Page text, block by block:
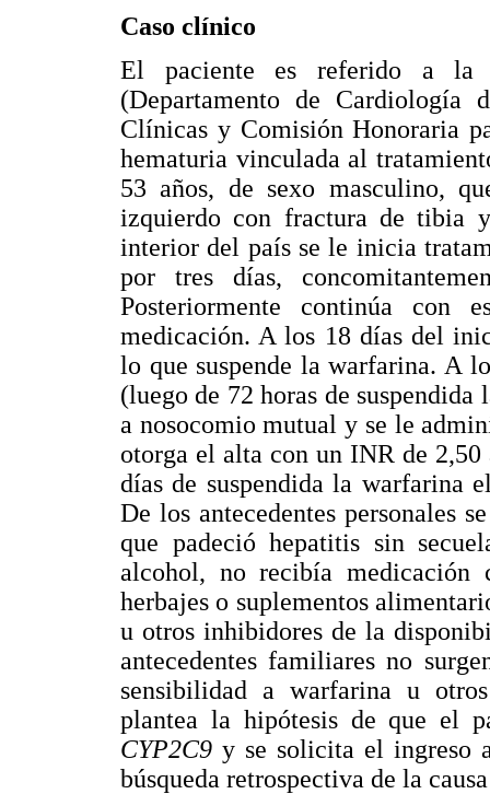
Caso clínico
El paciente es referido a la
(Departamento de
Clínicas y Comisión Honoraria
hematuria vinculada al
53 años, de sexo masculino,
izquierdo con fractura de tibia
interior del país se le inicia
por tres días,
Posteriormente continúa con
medicación. A los 18 días del
lo que suspende la warfarina. A
(luego de 72 horas de
a nosocomio mutual y se le
otorga el alta con un INR de
días de suspendida la warfarina
De los antecedentes personales
que padeció hepatitis sin
alcohol, no recibía medicación
herbajes o suplementos
u otros inhibidores de la
antecedentes familiares no
sensibilidad a warfarina u
plantea la hipótesis de que el
CYP2C9 y se solicita el ingreso
búsqueda retrospectiva de la